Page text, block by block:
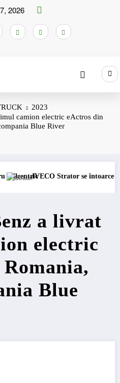
2026
2023
camion electric eActros din
Blue River
se întoarce
a livrat
electric
Blue